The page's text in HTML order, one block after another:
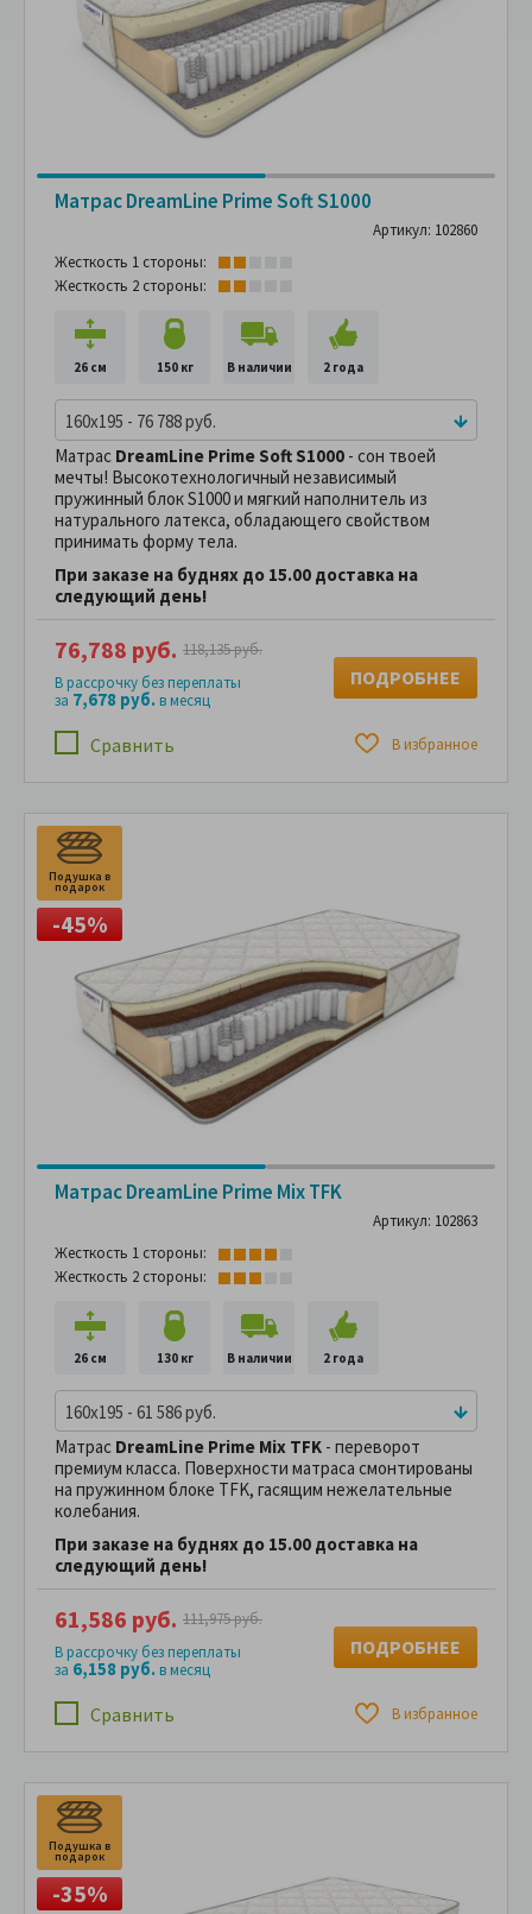
Матрас DreamLine Prime Soft S1000
Артикул: 102860
Жесткость 1 стороны:
Жесткость 2 стороны:
26 см 150 кг В наличии 2 года
160x195 - 76 788 руб.
Матрас DreamLine Prime Soft S1000 - сон твоей
мечты! Высокотехнологичный независимый
пружинный блок S1000 и мягкий наполнитель из
натурального латекса, обладающего свойством
принимать форму тела.
При заказе на буднях до 15.00 доставка на
следующий день!
Сравнить В избранное
76,788 руб. 118,135 руб.
В рассрочку без переплаты
за 7,678 руб.в месяц
ПОДРОБНЕЕ
Подушка в
подарок
-45%
Матрас DreamLine Prime Mix TFK
Артикул: 102863
Жесткость 1 стороны:
Жесткость 2 стороны:
26 см 130 кг В наличии 2 года
160x195 - 61 586 руб.
Матрас DreamLine Prime Mix TFK - переворот
премиум класса. Поверхности матраса смонтированы
на пружинном блоке TFK, гасящим нежелательные
колебания.
При заказе на буднях до 15.00 доставка на
следующий день!
Сравнить В избранное
61,586 руб. 111,975 руб.
В рассрочку без переплаты
за 6,158 руб.в месяц
ПОДРОБНЕЕ
Подушка в
подарок
-35%